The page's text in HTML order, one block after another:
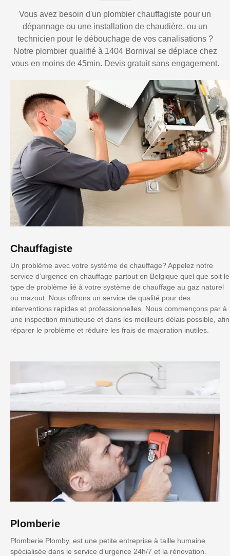
Vous avez besoin d'un plombier chauffagiste pour un
dépannage ou une installation de chaudière, ou un
technicien pour le débouchage de vos canalisations ?
Notre plombier qualifié à 1404 Bornival se déplace chez
vous en moins de 45min. Devis gratuit sans engagement.
Chauffagiste
Un problème avec votre système de chauffage? Appelez notre
service d’urgence en chauffage partout en Belgique quel que soit le
type de problème lié à votre système de chauffage au gaz naturel
ou mazout. Nous offrons un service de qualité pour des
interventions rapides et professionnelles. Nous commençons par à
une inspection minutieuse et dans les meilleurs délais possible, afin
réparer le problème et réduire les frais de majoration inutiles.
Plomberie
Plomberie Plomby, est une petite entreprise à taille humaine
spécialisée dans le service d’urgence 24h/7 et la rénovation.